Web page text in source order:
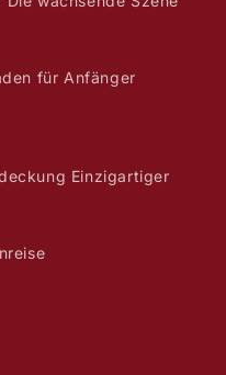
für Anfänger
Einzigartiger